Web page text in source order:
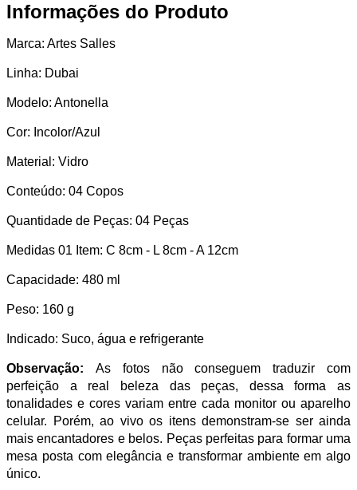
Informações do Produto
Marca: Artes Salles
Linha: Dubai
Modelo: Antonella
Cor: Incolor/Azul
Material: Vidro
Conteúdo: 04 Copos
Quantidade de Peças: 04 Peças
Medidas 01 Item: C 8cm - L 8cm - A 12cm
Capacidade: 480 ml
Peso: 160 g
Indicado: Suco, água e refrigerante
Observação: As fotos não conseguem traduzir com
perfeição a real beleza das peças, dessa forma as
tonalidades e cores variam entre cada monitor ou aparelho
celular. Porém, ao vivo os itens demonstram-se ser ainda
mais encantadores e belos. Peças perfeitas para formar uma
mesa posta com elegância e transformar ambiente em algo
único.